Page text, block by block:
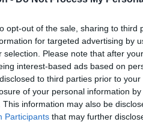
opt-out of the sale, sharing to
for targeted advertising by
selection. Please note that after
interest-based ads based on
to third parties prior to
of your personal information
This information may also be
Participants that may further
hogy
bértörvény